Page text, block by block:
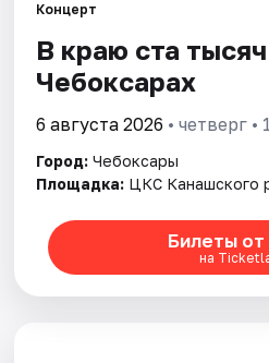
Концерт
В краю ста
Чебоксарах
6 августа 2026 • четверг •
Город: Чебоксары
Площадка: ЦКС Канашского
Билеты от
на